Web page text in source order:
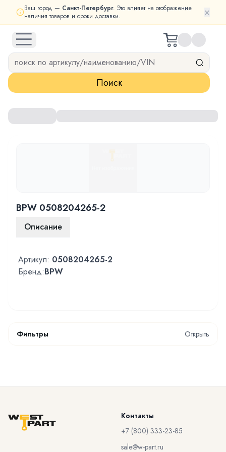
Ваш город — Санкт-Петербург. Это влияет на отображение
наличия товаров и сроки доставки.
×
open navigation menu
Поиск
BPW 0508204265-2
Описание
Артикул: 0508204265-2
Бренд:BPW
Фильтры Открыть
Контакты
+7 (800) 333-23-85
sale@w-part.ru